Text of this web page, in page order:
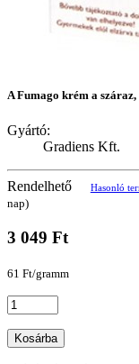
A Fumago krém a
Gyártó:
Gradiens Kft.
Rendelhető Hasonló
nap)
3 049 Ft
61 Ft/gramm
Kosárba